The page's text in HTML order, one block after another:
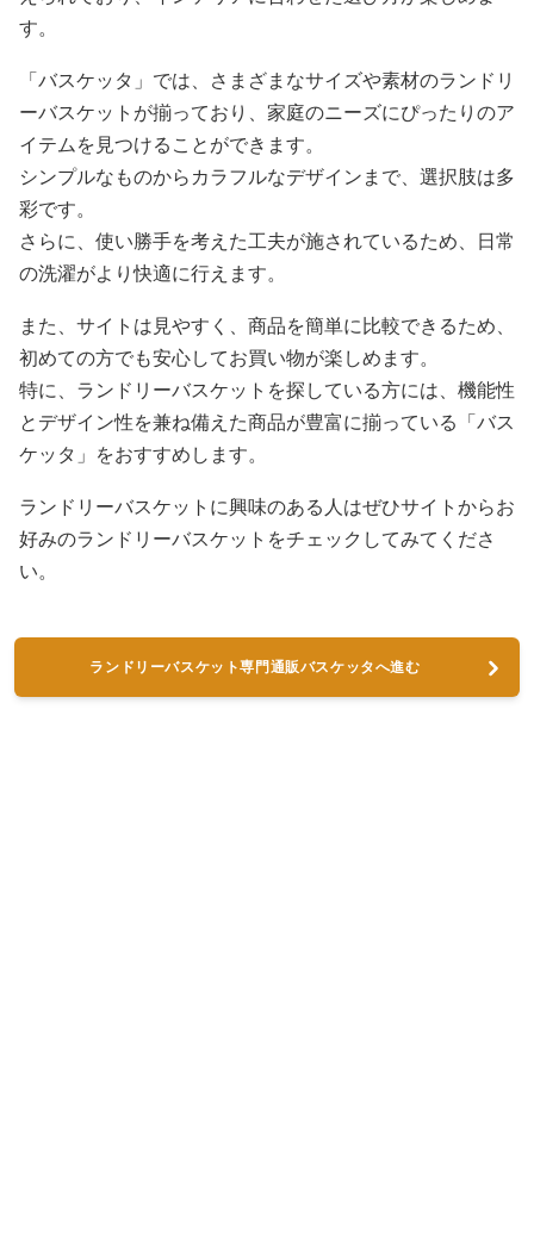
す。
「バスケッタ」では、さまざまなサイズや素材のランドリ
ーバスケットが揃っており、家庭のニーズにぴったりのア
イテムを見つけることができます。
シンプルなものからカラフルなデザインまで、選択肢は多
彩です。
さらに、使い勝手を考えた工夫が施されているため、日常
の洗濯がより快適に行えます。
また、サイトは見やすく、商品を簡単に比較できるため、
初めての方でも安心してお買い物が楽しめます。
特に、ランドリーバスケットを探している方には、機能性
とデザイン性を兼ね備えた商品が豊富に揃っている「バス
ケッタ」をおすすめします。
ランドリーバスケットに興味のある人はぜひサイトからお
好みのランドリーバスケットをチェックしてみてくださ
い。
ランドリーバスケット専門通販バスケッタへ進む